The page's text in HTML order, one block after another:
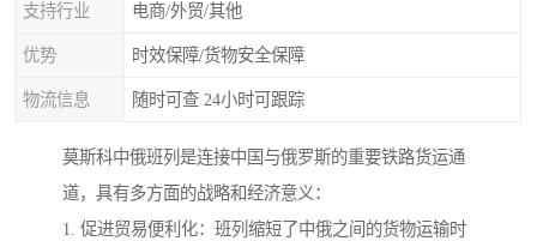
支持行业 电商/外贸/其他
优势 时效保障/货物安全保障
物流信息 随时可查 24小时可跟踪
莫斯科中俄班列是连接中国与俄罗斯的重要铁路货运通
道，具有多方面的战略和经济意义：
1. 促进贸易便利化：班列缩短了中俄之间的货物运输时